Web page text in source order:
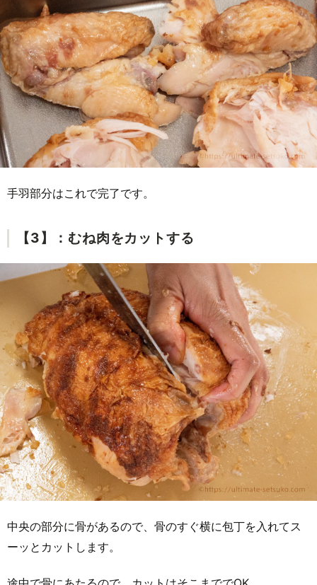
手羽部分はこれで完了です。
【3】：むね肉をカットする
中央の部分に骨があるので、骨のすぐ横に包丁を入れてス
ーッとカットします。